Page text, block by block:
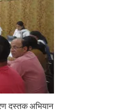
दस्तक अभियान